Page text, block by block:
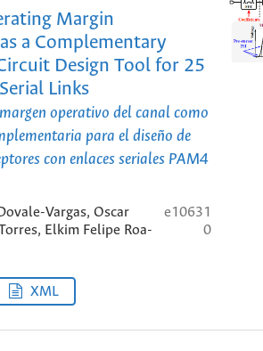
Margin
a Complementary
Design Tool for 25
Links
operativo del canal como
para el diseño de
con enlaces seriales PAM4
Vargas, Oscar
Elkim Felipe Roa-
e10631
0
XML